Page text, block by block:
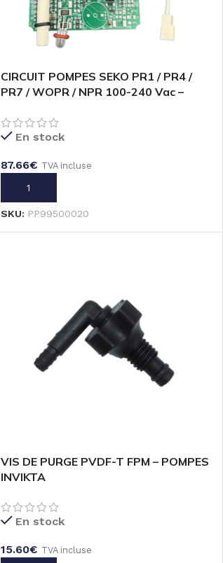
CIRCUIT POMPES SEKO PR1 / PR4 /
PR7 / WOPR / NPR 100-240 Vac –
En stock
87.66€ TVA incluse
AJOUTER AU PANIER
SKU: PP99500020
VIS DE PURGE PVDF-T FPM – POMPES
INVIKTA
En stock
15.60€ TVA incluse